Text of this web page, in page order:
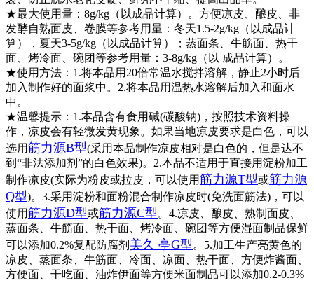
★最大使用量：8g/kg（以成品计算）。方便凉皮、酿皮、非
发酵自熟面皮、卷膜等参考用量：冬天1.5-2g/kg（以成品计
算），夏天3-5g/kg（以成品计算）；蒸面条、牛筋面、热干
面、烤冷面、碗团等参考用量：3-8g/kg（以 成品计算）。
★使用方法：1.将本品用20倍常温水搅拌溶解，静止2小时后
加入制作好的面浆中。2.将本品用温热水溶解后加入和面水
中。
★温馨提示：1.本品含有食用碱(碳酸钠)，按照技术资料操
作，凉皮会有轻微发黄现象。如果当地凉皮要求是白色，可以
选用筋力源B型(采用本品制作凉皮相对是白色的，但是达不
到“非法添加剂”的白色效果)。2.本品不适用于直接用淀粉加工
制作凉皮(实际为粉皮或拉皮，可以使用筋力源T型或筋力源
Q型)。3.采用淀粉和面粉混合制作凉皮时(免洗面筋法)，可以
使用筋力源D型或筋力源C型 。4.凉皮、酿皮、熟制面皮、
蒸面条、牛筋面、热干面、烤冷面、碗团等方便湿面制品保鲜
可以添加0.2%复配防腐剂 美久 亭G型 。5.加工生产亮黄色的
凉皮、蒸面条、牛筋面、冷面、凉面、热干面、方便炸酱面、
方便面、干吃面、油炸伊面等方便米面制品可以添加0.2-0.3%